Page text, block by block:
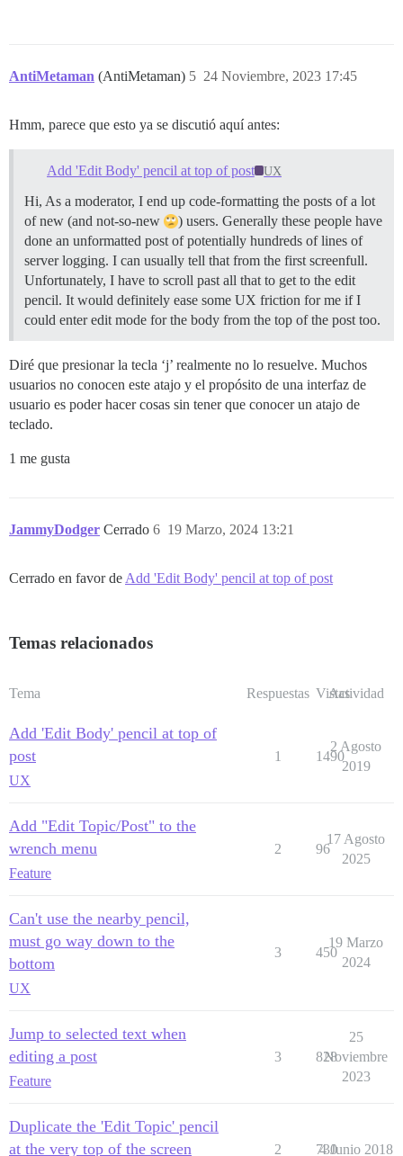
AntiMetaman (AntiMetaman) 24 Noviembre, 2023 17:45
5
Hmm, parece que esto ya se discutió aquí antes:
Add 'Edit Body' pencil at top of post UX
Hi, As a moderator, I end up code-formatting the posts of a lot
of new (and not-so-new
) users. Generally these people have
done an unformatted post of potentially hundreds of lines of
server logging. I can usually tell that from the first screenfull.
Unfortunately, I have to scroll past all that to get to the edit
pencil. It would definitely ease some UX friction for me if I
could enter edit mode for the body from the top of the post too.
Diré que presionar la tecla ‘j’ realmente no lo resuelve. Muchos
usuarios no conocen este atajo y el propósito de una interfaz de
usuario es poder hacer cosas sin tener que conocer un atajo de
teclado.
1 me gusta
JammyDodger Cerrado 19 Marzo, 2024 13:21
6
Cerrado en favor de Add 'Edit Body' pencil at top of post
Temas relacionados
Tema Respuestas Vistas
Actividad
Add 'Edit Body' pencil at top of
post
UX
1 1490
2 Agosto
2019
Add "Edit Topic/Post" to the
wrench menu
Feature
2 96
17 Agosto
2025
Can't use the nearby pencil,
must go way down to the
bottom
UX
3 450
19 Marzo
2024
Jump to selected text when
editing a post
Feature
3 828
25
Noviembre
2023
Duplicate the 'Edit Topic' pencil
at the very top of the screen
2 730
4 Junio 2018